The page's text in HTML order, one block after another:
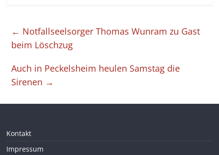
← Notfallseelsorger Thomas Wunram zu Gast
beim Löschzug
Auch in Peckelsheim heulen Samstag die
Sirenen →
Kontakt
Impressum